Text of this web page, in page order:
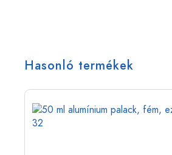
Hasonló termékek